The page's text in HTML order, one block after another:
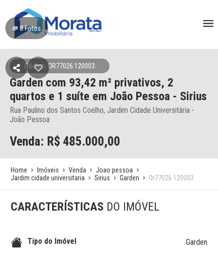
8Fotos
Código: OR77026:120003
Garden com 93,42 m² privativos, 2
quartos e 1 suíte em João Pessoa - Sirius
Rua Paulino dos Santos Coelho, Jardim Cidade Universitária -
João Pessoa
Venda: R$ 485.000,00
Home Imóveis Venda
Joao pessoa
Jardim cidade universitaria
Sirius Garden Or77026 120003
CARACTERÍSTICAS DO IMÓVEL
Tipo do Imóvel Garden